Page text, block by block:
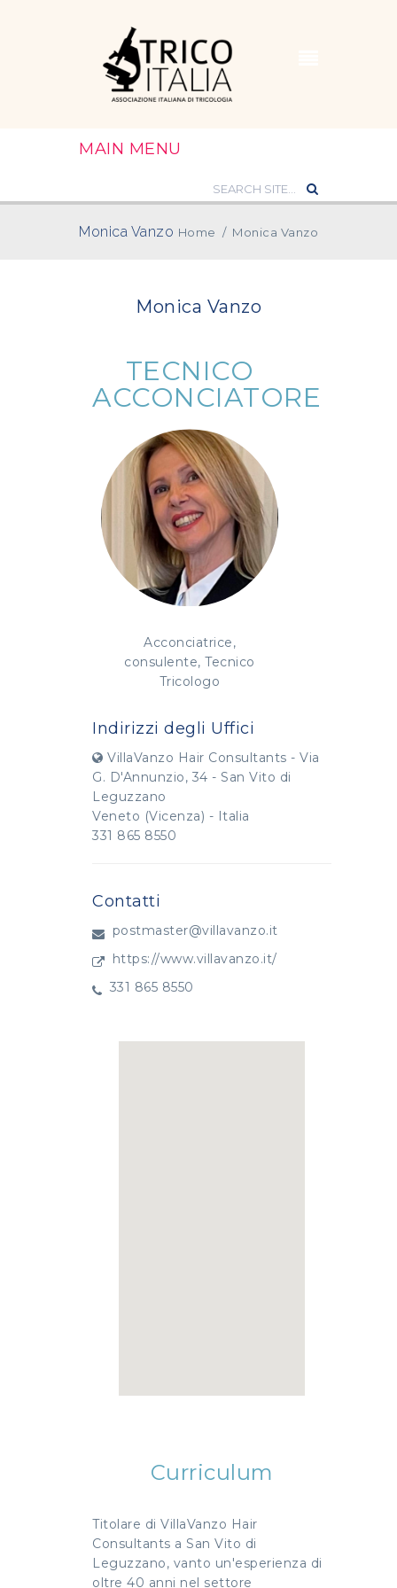
MAIN MENU
Monica Vanzo Home / Monica Vanzo
Monica Vanzo
TECNICO
ACCONCIATORE
Acconciatrice,
consulente, Tecnico
Tricologo
Indirizzi degli Uffici
VillaVanzo Hair Consultants - Via
G. D'Annunzio, 34 - San Vito di
Leguzzano
Veneto (Vicenza) - Italia
331 865 8550
Contatti
postmaster@villavanzo.it
https://www.villavanzo.it/
331 865 8550
Curriculum
Titolare di VillaVanzo Hair
Consultants a San Vito di
Leguzzano, vanto un'esperienza di
oltre 40 anni nel settore